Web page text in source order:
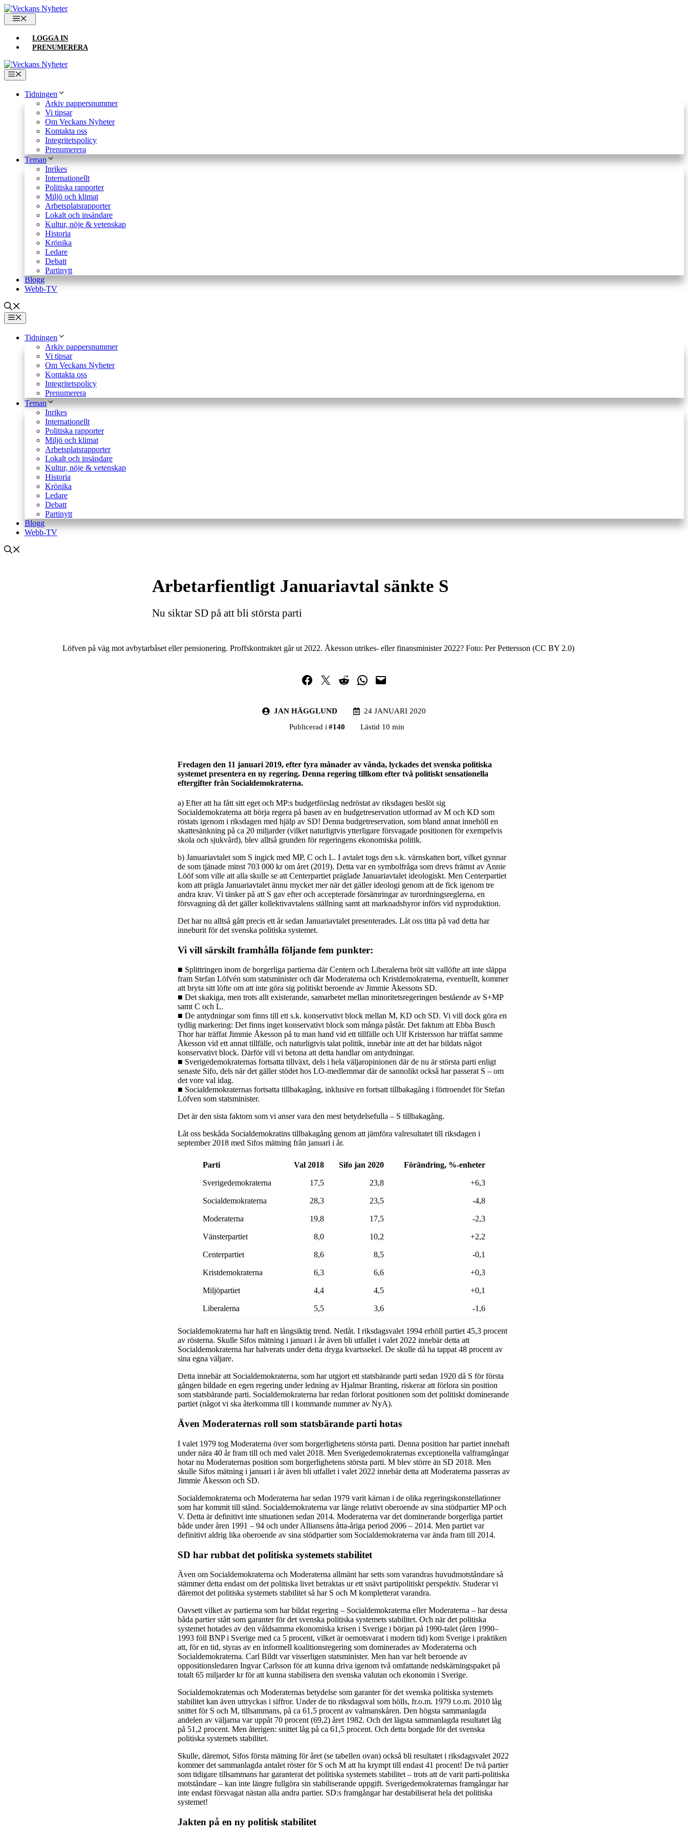
Hoppa
till
innehåll
LOGGA IN
PRENUMERERA
Meny
Tidningen
Arkiv pappersnummer
Vi tipsar
Om Veckans Nyheter
Kontakta oss
Integritetspolicy
Prenumerera
Teman
Inrikes
Internationellt
Politiska rapporter
Miljö och klimat
Arbetsplatsrapporter
Lokalt och insändare
Kultur, nöje & vetenskap
Historia
Krönika
Ledare
Debatt
Partinytt
Blogg
Webb-TV
Meny
Tidningen
Arkiv pappersnummer
Vi tipsar
Om Veckans Nyheter
Kontakta oss
Integritetspolicy
Prenumerera
Teman
Inrikes
Internationellt
Politiska rapporter
Miljö och klimat
Arbetsplatsrapporter
Lokalt och insändare
Kultur, nöje & vetenskap
Historia
Krönika
Ledare
Debatt
Partinytt
Blogg
Webb-TV
Arbetarfientligt Januariavtal sänkte S
Nu siktar SD på att bli största parti
Löfven på väg mot avbytarbåset eller pensionering. Proffskontraktet går ut 2022. Åkesson utrikes- eller finansminister 2022? Foto: Per Pettersson (CC BY 2.0)
Dela på Facebook
Dela på TwitterDela på RedditDela i WhatsApp
Maila en länk
JAN HÄGGLUND
24 JANUARI 2020
Publicerad i #140 Lästid 10 min
Fredagen den 11 januari 2019, efter fyra månader av vånda, lyckades det svenska politiska
systemet presentera en ny regering. Denna regering tillkom efter två politiskt sensationella
eftergifter från Socialdemokraterna.
a) Efter att ha fått sitt eget och MP:s budgetförslag nedröstat av riksdagen beslöt sig
Socialdemokraterna att börja regera på basen av en budgetreservation utformad av M och KD som
röstats igenom i riksdagen med hjälp av SD! Denna budgetreservation, som bland annat innehöll en
skattesänkning på ca 20 miljarder (vilket naturligtvis ytterligare försvagade positionen för exempelvis
skola och sjukvård), blev alltså grunden för regeringens ekonomiska politik.
b) Januariavtalet som S ingick med MP, C och L. I avtalet togs den s.k. värnskatten bort, vilket gynnar
de som tjänade minst 703 000 kr om året (2019). Detta var en symbolfråga som drevs främst av Annie
Lööf som ville att alla skulle se att Centerpartiet präglade Januariavtalet ideologiskt. Men Centerpartiet
kom att prägla Januariavtalet ännu mycket mer när det gäller ideologi genom att de fick igenom tre
andra krav. Vi tänker på att S gav efter och accepterade försämringar av turordningsreglerna, en
försvagning då det gäller kollektivavtalens ställning samt att marknadshyror införs vid nyproduktion.
Det har nu alltså gått precis ett år sedan Januariavtalet presenterades. Låt oss titta på vad detta har
inneburit för det svenska politiska systemet.
Vi vill särskilt framhålla följande fem punkter:
■ Splittringen inom de borgerliga partierna där Centern och Liberalerna bröt sitt vallöfte att inte släppa
fram Stefan Löfvén som statsminister och där Moderaterna och Kristdemokraterna, eventuellt, kommer
att bryta sitt löfte om att inte göra sig politiskt beroende av Jimmie Åkessons SD.
■ Det skakiga, men trots allt existerande, samarbetet mellan minoritetsregeringen bestående av S+MP
samt C och L.
■ De antydningar som finns till ett s.k. konservativt block mellan M, KD och SD. Vi vill dock göra en
tydlig markering: Det finns inget konservativt block som många påstår. Det faktum att Ebba Busch
Thor har träffat Jimmie Åkesson på tu man hand vid ett tillfälle och Ulf Kristersson har träffat samme
Åkesson vid ett annat tillfälle, och naturligtvis talat politik, innebär inte att det har bildats något
konservativt block. Därför vill vi betona att detta handlar om antydningar.
■ Sverigedemokraternas fortsatta tillväxt, dels i hela väljaropinionen där de nu är största parti enligt
senaste Sifo, dels när det gäller stödet hos LO-medlemmar där de sannolikt också har passerat S – om
det vore val idag.
■ Socialdemokraternas fortsatta tillbakagång, inklusive en fortsatt tillbakagång i förtroendet för Stefan
Löfven som statsminister.
Det är den sista faktorn som vi anser vara den mest betydelsefulla – S tillbakagång.
Låt oss beskåda Socialdemokratins tillbakagång genom att jämföra valresultatet till riksdagen i
september 2018 med Sifos mätning från januari i år.
Parti Val 2018 Sifo jan 2020 Förändring, %-enheter
Sverigedemokraterna 17,5 23,8 +6,3
Socialdemokraterna 28,3 23,5 -4,8
Moderaterna 19,8 17,5 -2,3
Vänsterpartiet 8,0 10,2 +2,2
Centerpartiet 8,6 8,5 -0,1
Kristdemokraterna 6,3 6,6 +0,3
Miljöpartiet 4,4 4,5 +0,1
Liberalerna 5,5 3,6 -1,6
Socialdemokraterna har haft en långsiktig trend. Nedåt. I riksdagsvalet 1994 erhöll partiet 45,3 procent
av rösterna. Skulle Sifos mätning i januari i år även bli utfallet i valet 2022 innebär detta att
Socialdemokraterna har halverats under detta dryga kvartssekel. De skulle då ha tappat 48 procent av
sina egna väljare.
Detta innebär att Socialdemokraterna, som har utgjort ett statsbärande parti sedan 1920 då S för första
gången bildade en egen regering under ledning av Hjalmar Branting, riskerar att förlora sin position
som statsbärande parti. Socialdemokraterna har redan förlorat positionen som det politiskt dominerande
partiet (något vi ska återkomma till i kommande nummer av NyA).
Även Moderaternas roll som statsbärande parti hotas
I valet 1979 tog Moderaterna över som borgerlighetens största parti. Denna position har partiet innehaft
under nära 40 år fram till och med valet 2018. Men Sverigedemokraternas exceptionella valframgångar
hotar nu Moderaternas position som borgerlighetens största parti. M blev större än SD 2018. Men
skulle Sifos mätning i januari i år även bli utfallet i valet 2022 innebär detta att Moderaterna passeras av
Jimmie Åkesson och SD.
Socialdemokraterna och Moderaterna har sedan 1979 varit kärnan i de olika regeringskonstellationer
som har kommit till stånd. Socialdemokraterna var länge relativt oberoende av sina stödpartier MP och
V. Detta är definitivt inte situationen sedan 2014. Moderaterna var det dominerande borgerliga partiet
både under åren 1991 – 94 och under Alliansens åtta-åriga period 2006 – 2014. Men partiet var
definitivt aldrig lika oberoende av sina stödpartier som Socialdemokraterna var ända fram till 2014.
SD har rubbat det politiska systemets stabilitet
Även om Socialdemokraterna och Moderaterna allmänt har setts som varandras huvudmotståndare så
stämmer detta endast om det politiska livet betraktas ur ett snävt partipolitiskt perspektiv. Studerar vi
däremot det politiska systemets stabilitet så har S och M kompletterat varandra.
Oavsett vilket av partierna som har bildat regering – Socialdemokraterna eller Moderaterna – har dessa
båda partier stått som garanter för det svenska politiska systemets stabilitet. Och när det politiska
systemet hotades av den våldsamma ekonomiska krisen i Sverige i början på 1990-talet (åren 1990–
1993 föll BNP i Sverige med ca 5 procent, vilket är oemotsvarat i modern tid) kom Sverige i praktiken
att, för en tid, styras av en informell koalitionsregering som dominerades av Moderaterna och
Socialdemokraterna. Carl Bildt var visserligen statsminister. Men han var helt beroende av
oppositionsledaren Ingvar Carlsson för att kunna driva igenom två omfattande nedskärningspaket på
totalt 65 miljarder kr för att kunna stabilisera den svenska valutan och ekonomin i Sverige.
Socialdemokraternas och Moderaternas betydelse som garanter för det svenska politiska systemets
stabilitet kan även uttryckas i siffror. Under de tio riksdagsval som hölls, fr.o.m. 1979 t.o.m. 2010 låg
snittet för S och M, tillsammans, på ca 61,5 procent av valmanskåren. Den högsta sammanlagda
andelen av väljarna var uppåt 70 procent (69,2) året 1982. Och det lägsta sammanlagda resultatet låg
på 51,2 procent. Men återigen: snittet låg på ca 61,5 procent. Och detta borgade för det svenska
politiska systemets stabilitet.
Skulle, däremot, Sifos första mätning för året (se tabellen ovan) också bli resultatet i riksdagsvalet 2022
kommer det sammanlagda antalet röster för S och M att ha krympt till endast 41 procent! De två partier
som tidigare tillsammans har garanterat det politiska systemets stabilitet – trots att de varit parti-politiska
motståndare – kan inte längre fullgöra sin stabiliserande uppgift. Sverigedemokraternas framgångar har
inte endast försvagat nästan alla andra partier. SD:s framgångar har destabiliserat hela det politiska
systemet!
Jakten på en ny politisk stabilitet